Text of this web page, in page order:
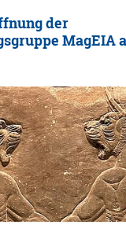
der
MagEIA